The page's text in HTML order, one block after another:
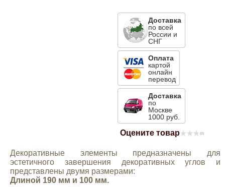
Доставка
по всей
России и
СНГ
Оплата
картой
онлайн
перевод
Доставка
по
Москве
1000 руб.
Оцените товар (0)
Декоративные элементы предназначены для
эстетичного завершения декоративных углов и
представлены двумя размерами:
Длиной 190 мм и 100 мм.
Renault